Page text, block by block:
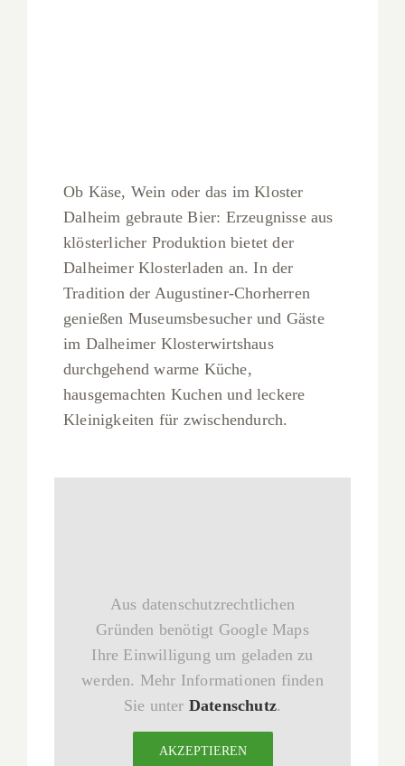
Ob Käse, Wein oder das im Kloster
Dalheim gebraute Bier: Erzeugnisse aus
klösterlicher Produktion bietet der
Dalheimer Klosterladen an. In der
Tradition der Augustiner-Chorherren
genießen Museumsbesucher und Gäste
im Dalheimer Klosterwirtshaus
durchgehend warme Küche,
hausgemachten Kuchen und leckere
Kleinigkeiten für zwischendurch.
Aus datenschutzrechtlichen
Gründen benötigt Google Maps
Ihre Einwilligung um geladen zu
werden. Mehr Informationen finden
Sie unter Datenschutz.
AKZEPTIEREN